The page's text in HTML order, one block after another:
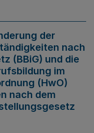
der
nach
(BBiG) und die
im
(HwO)
nach dem